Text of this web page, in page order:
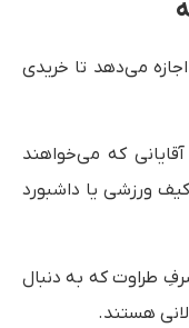
می‌دهد تا خریدی
برای آقایانی که می‌خواهند
ورزشی یا داشبورد
پرومصرفِ طراوت که به دنبال
هستند.